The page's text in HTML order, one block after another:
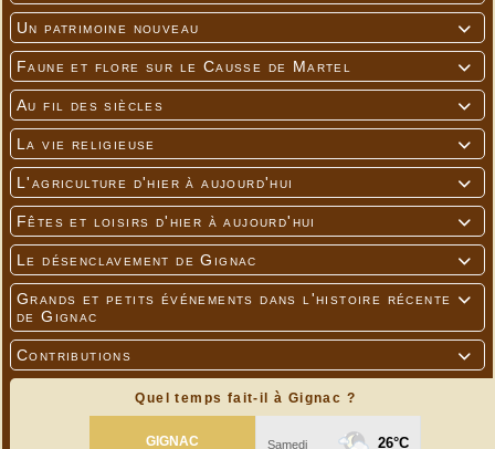

Un patrimoine nouveau

Faune et flore sur le Causse de Martel

Au fil des siècles

La vie religieuse

L'agriculture d'hier à aujourd'hui

Fêtes et loisirs d'hier à aujourd'hui

Le désenclavement de Gignac

Grands et petits événements dans l'histoire récente
de Gignac

Contributions
Quel temps fait-il à Gignac ?